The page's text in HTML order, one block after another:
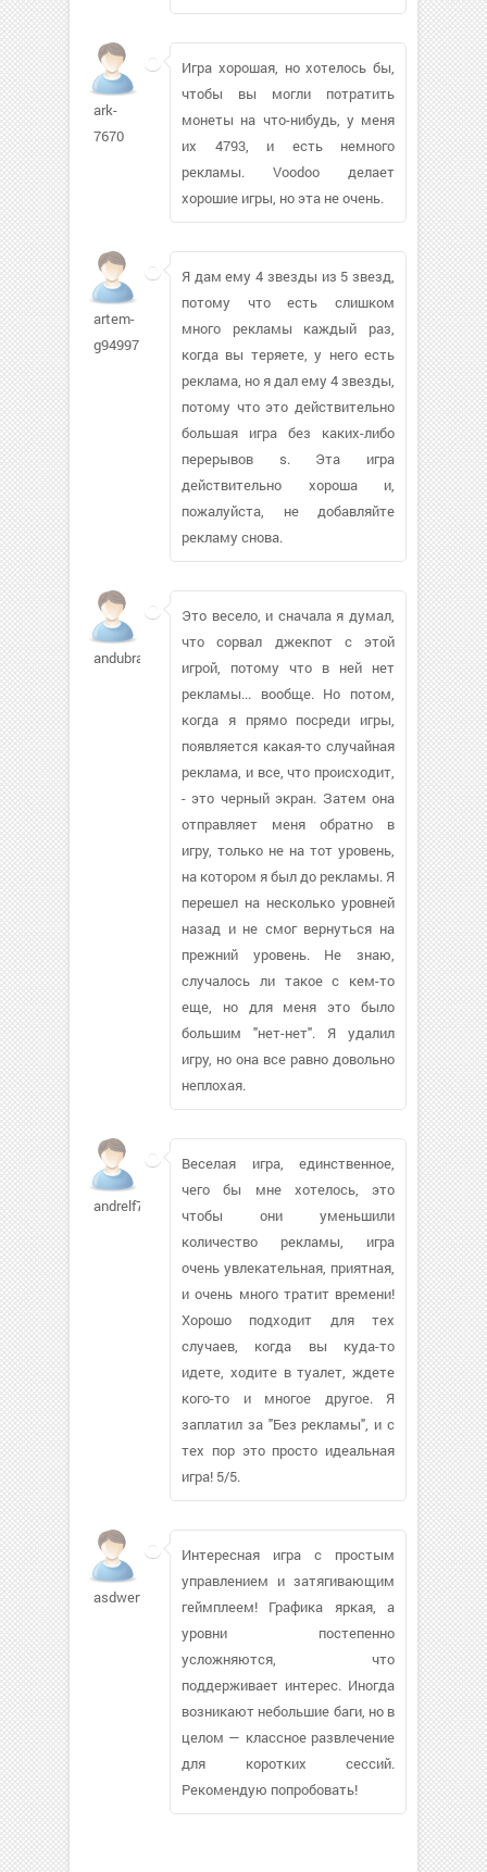
ark-
7670
Игра хорошая, но хотелось бы,
чтобы вы могли потратить
монеты на что-нибудь, у меня
их 4793, и есть немного
рекламы. Voodoo делает
хорошие игры, но эта не очень.
artem-
g94997
Я дам ему 4 звезды из 5 звезд,
потому что есть слишком
много рекламы каждый раз,
когда вы теряете, у него есть
реклама, но я дал ему 4 звезды,
потому что это действительно
большая игра без каких-либо
перерывов s. Эта игра
действительно хороша и,
пожалуйста, не добавляйте
рекламу снова.
andubratoc
Это весело, и сначала я думал,
что сорвал джекпот с этой
игрой, потому что в ней нет
рекламы... вообще. Но потом,
когда я прямо посреди игры,
появляется какая-то случайная
реклама, и все, что происходит,
- это черный экран. Затем она
отправляет меня обратно в
игру, только не на тот уровень,
на котором я был до рекламы. Я
перешел на несколько уровней
назад и не смог вернуться на
прежний уровень. Не знаю,
случалось ли такое с кем-то
еще, но для меня это было
большим "нет-нет". Я удалил
игру, но она все равно довольно
неплохая.
andrelf722
Веселая игра, единственное,
чего бы мне хотелось, это
чтобы они уменьшили
количество рекламы, игра
очень увлекательная, приятная,
и очень много тратит времени!
Хорошо подходит для тех
случаев, когда вы куда-то
идете, ходите в туалет, ждете
кого-то и многое другое. Я
заплатил за "Без рекламы", и с
тех пор это просто идеальная
игра! 5/5.
asdwertt966
Интересная игра с простым
управлением и затягивающим
геймплеем! Графика яркая, а
уровни постепенно
усложняются, что
поддерживает интерес. Иногда
возникают небольшие баги, но в
целом — классное развлечение
для коротких сессий.
Рекомендую попробовать!